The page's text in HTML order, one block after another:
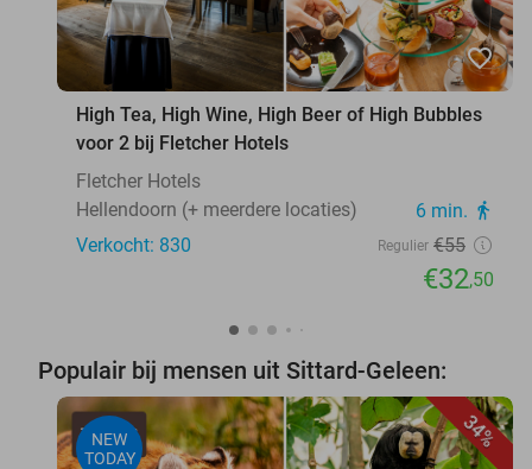
favorite_border
High Tea, High Wine, High Beer of High Bubbles
voor 2 bij Fletcher Hotels
Fletcher Hotels
Hellendoorn (+ meerdere locaties)
6 min. directions_walk
Verkocht: 830 Regulier €55
€32,50
Populair bij mensen uit Sittard-Geleen:
34%
NEW
TODAY